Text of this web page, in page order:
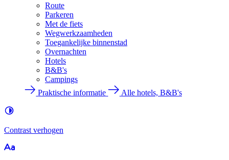
Route
Parkeren
Met de fiets
Wegwerkzaamheden
Toegankelijke binnenstad
Overnachten
Hotels
B&B's
Campings
Praktische informatie
Alle hotels, B&B's
Contrast verhogen